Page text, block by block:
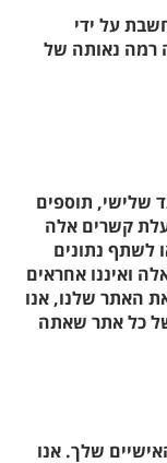
על ידי
רמה נאותה של
שלישי, תוספים
קשרים אלה
לשתף נתונים
ואיננו אחראים
האתר שלנו, אנו
כל אתר שאתה
שלך. אנו